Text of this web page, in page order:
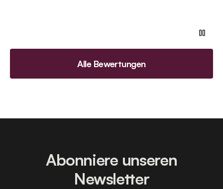
Alle Bewertungen
Abonniere unseren
Newsletter